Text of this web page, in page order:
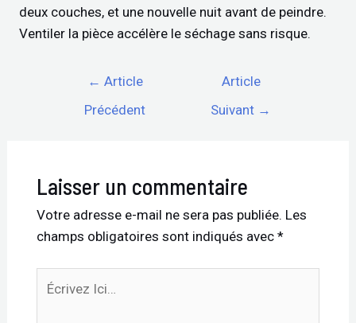
deux couches, et une nouvelle nuit avant de peindre.
Ventiler la pièce accélère le séchage sans risque.
← Article
Précédent
Article
Suivant →
Laisser un commentaire
Votre adresse e-mail ne sera pas publiée. Les
champs obligatoires sont indiqués avec *
Ici…